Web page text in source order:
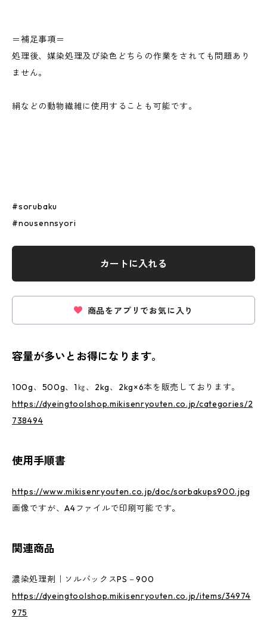
＝補足事項＝
処理後、媒染処理及び染色どちらの作業をされても問題あり
ません。
絹などの動物繊維に使用することも可能です。
#sorubaku
#nousennsyori
カートに入れる
商品をアプリでお気に入り
容量が多いとお得になります。
100g、500g、1㎏、2kg、2kg×6本を販売しております。
https://dyeingtoolshop.mikisenryouten.co.jp/categories/2
738494
使用手順書
https://www.mikisenryouten.co.jp/doc/sorbakups900.jpg
画像ですが、A4ファイルで印刷可能です。
関連商品
濃染処理剤｜ソルバックスPS－900
https://dyeingtoolshop.mikisenryouten.co.jp/items/34974
975